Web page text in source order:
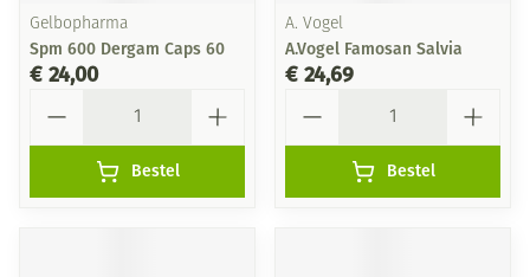
Gelbopharma
Spm 600 Dergam Caps 60
€ 24,00
Bestel
A. Vogel
A.Vogel Famosan Salvia
€ 24,69
Bestel